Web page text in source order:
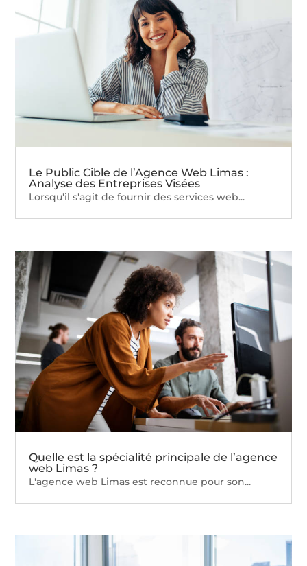
Le Public Cible de l’Agence Web Limas :
Analyse des Entreprises Visées
Lorsqu'il s'agit de fournir des services web...
Quelle est la spécialité principale de l’agence
web Limas ?
L'agence web Limas est reconnue pour son...